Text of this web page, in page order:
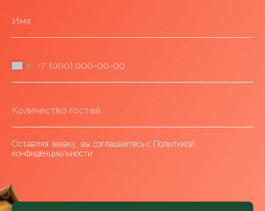
+7
Оставляя заявку, вы соглашаетесь с Политикой
конфиденциальности